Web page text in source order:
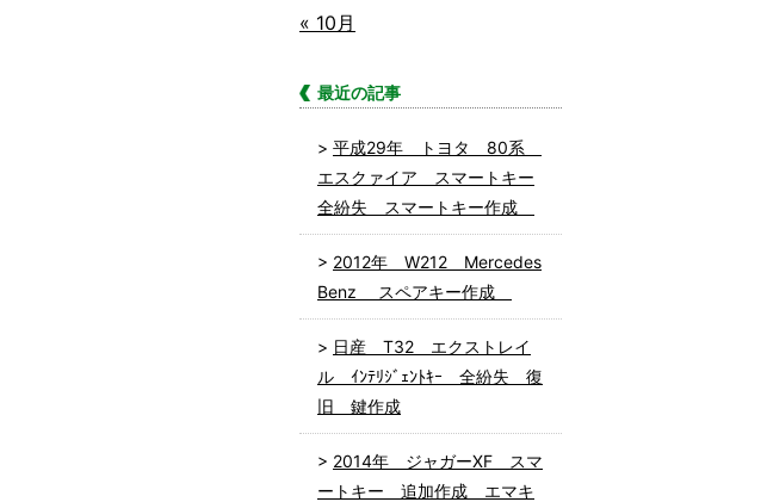
« 10月
最近の記事
平成29年 トヨタ 80系
エスクァイア スマートキー
全紛失 スマートキー作成
2012年 W212 Mercedes
Benz スペアキー作成
日産 T32 エクストレイ
ル ｲﾝﾃﾘｼﾞｪﾝﾄｷｰ 全紛失 復
旧 鍵作成
2014年 ジャガーXF スマ
ートキー 追加作成 エマキ